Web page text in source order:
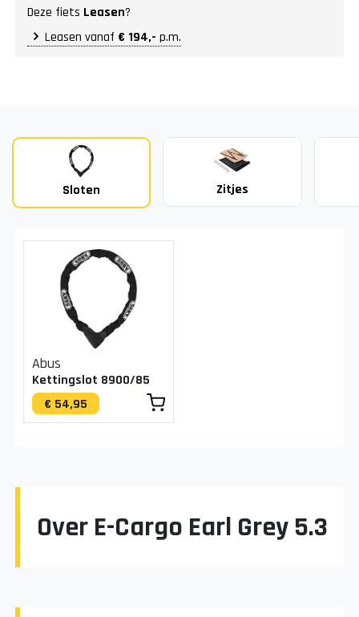
Deze fiets Leasen?
Leasen vanaf € 194,- p.m.
Sloten Zitjes
Abus
Kettingslot 8900/85
€ 54,95
Over E-Cargo Earl Grey 5.3